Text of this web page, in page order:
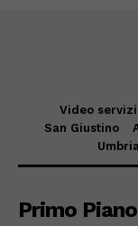
Video servizi
San Giustino
Primo